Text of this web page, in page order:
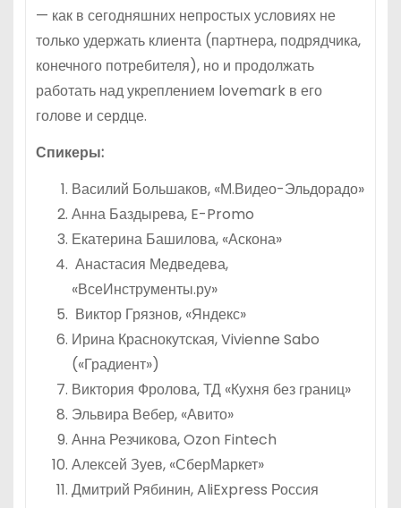
— как в сегодняшних непростых условиях не
только удержать клиента (партнера, подрядчика,
конечного потребителя), но и продолжать
работать над укреплением lovemark в его
голове и сердце.
Спикеры:
Василий Большаков, «М.Видео-Эльдорадо»
Анна Баздырева, E-Promo
Екатерина Башилова, «Аскона»
Анастасия Медведева,
«ВсеИнструменты.ру»
Виктор Грязнов, «Яндекс»
Ирина Краснокутская, Vivienne Sabo
(«Градиент»)
Виктория Фролова, ТД «Кухня без границ»
Эльвира Вебер, «Авито»
Анна Резчикова, Ozon Fintech
Алексей Зуев, «СберМаркет»
Дмитрий Рябинин, AliExpress Россия